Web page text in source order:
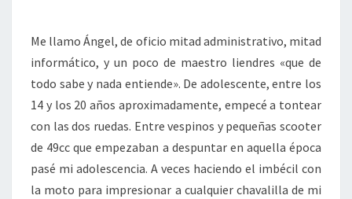
Me llamo Ángel, de oficio mitad administrativo, mitad
informático, y un poco de maestro liendres «que de
todo sabe y nada entiende». De adolescente, entre los
14 y los 20 años aproximadamente, empecé a tontear
con las dos ruedas. Entre vespinos y pequeñas scooter
de 49cc que empezaban a despuntar en aquella época
pasé mi adolescencia. A veces haciendo el imbécil con
la moto para impresionar a cualquier chavalilla de mi